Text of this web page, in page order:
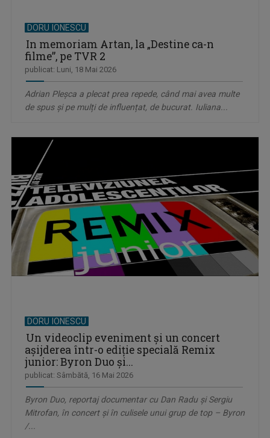
DORU IONESCU
In memoriam Artan, la „Destine ca-n
filme”, pe TVR 2
publicat: Luni, 18 Mai 2026
Adrian Pleşca a plecat prea repede, când mai avea multe
de spus și pe mulți de influențat, de bucurat. Iuliana...
DORU IONESCU
Un videoclip eveniment și un concert
așijderea într-o ediție specială Remix
junior: Byron Duo și...
publicat: Sâmbătă, 16 Mai 2026
Byron Duo, reportaj documentar cu Dan Radu și Sergiu
Mitrofan, în concert și în culisele unui grup de top – Byron
/...